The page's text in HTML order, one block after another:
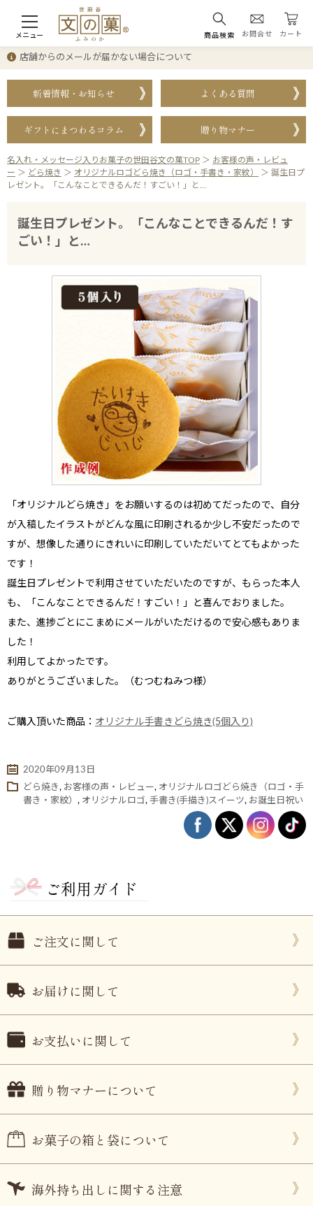
メニュー 商品検索 お問合せ カート
退職・異動の挨拶におすすめのお菓子ギ
もらっ
失敗し
店舗からのメールが届かない場合について
新着情報・お知らせ よくある質問
ギフトにまつわるコラム 贈り物マナー
名入れ・メッセージ入りお菓子の世田谷文の菓TOP ＞ お客様の声・レビュ
ー ＞ どら焼き ＞ オリジナルロゴどら焼き（ロゴ・手書き・家紋） ＞ 誕生日プ
レゼント。「こんなことできるんだ！すごい！」と…
誕生日プレゼント。「こんなことできるんだ！す
ごい！」と…
「オリジナルどら焼き」をお願いするのは初めてだったので、自分
が入稿したイラストがどんな風に印刷されるか少し不安だったので
すが、想像した通りにきれいに印刷していただいてとてもよかった
です！
誕生日プレゼントで利用させていただいたのですが、もらった本人
も、「こんなことできるんだ！すごい！」と喜んでおりました。
また、進捗ごとにこまめにメールがいただけるので安心感もありま
した！
利用してよかったです。
ありがとうございました。（むつむねみつ様）
ご購入頂いた商品： オリジナル手書きどら焼き(5個入り)
2020年09月13日
どら焼き, お客様の声・レビュー, オリジナルロゴどら焼き（ロゴ・手
書き・家紋） , オリジナルロゴ, 手書き(手描き)スイーツ, お誕生日祝い
ご利用ガイド
ご注文に関して
お届けに関して
お支払いに関して
贈り物マナーについて
お菓子の箱と袋について
海外持ち出しに関する注意